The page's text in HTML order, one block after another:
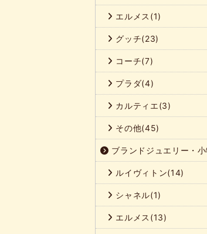
エルメス(1)
グッチ(23)
コーチ(7)
プラダ(4)
カルティエ(3)
その他(45)
ブランドジュエリー・
ルイヴィトン(14)
シャネル(1)
エルメス(13)